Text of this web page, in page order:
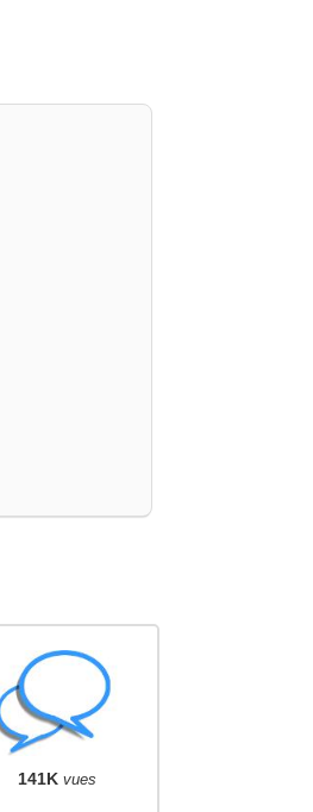
141K vues